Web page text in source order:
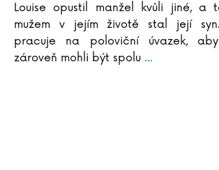
Bernard Cornwell
Jane Corryová
Gilles Delphine Cotteová
Matteo Crivellini
Louise opustil manžel kvůli jiné, a
mužem v jejím životě stal její
pracuje na poloviční úvazek,
zároveň mohli být spolu ...